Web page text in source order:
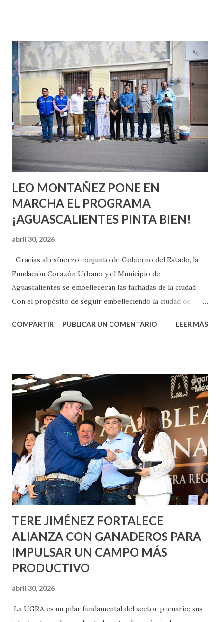
conoces ni la mitad de lo que deberías saber. Pero incluso
quienes ya han tenido relaciones sexuales no son expertos
o expertas en el tema. Siempre hay algo nuevo que
aprender y nuevas experiencias que conocer. Si eres una
chica y aún no has tenido relaciones sexuales, tal vez
pienses que el sexo será increíble y no puedas esperar para
experimentarlo, pero como cualquier persona con
experiencia te dirá, siempre es mejor cuando ambas partes
son suficientemen...
LEO MONTAÑEZ PONE EN
MARCHA EL PROGRAMA
¡AGUASCALIENTES PINTA BIEN!
abril 30, 2026
Gracias al esfuerzo conjunto de Gobierno del Estado, la
Fundación Corazón Urbano y el Municipio de
Aguascalientes se embellecerán las fachadas de la ciudad
Con el propósito de seguir embelleciendo la ciudad de
municipal, Leo Montañez dio inicio al programa
Corazón Urbano y el Municipio capital. Leo Montañez
informó que en este programa se usarán cerca de 90 mil
metros cuadrados de pintura, para dar inicio en la calle
Nieto, entre Jesús F. Elizondo y la calle 22 de Octubre, con
lo que se aplicará pintura en 66 casas. Posteriormente se
llevará este programa a Villas de Nuestra Señora de la
Asunción, Avenida Alameda y Decreto 27 de Septiembre, en
los edificios FOVISSSTE Ojo de Agua, en la comunidad
Norias de Paso Hondo y en los edificios de...
COMPARTIR PUBLICAR UN COMENTARIO LEER MÁS
TERE JIMÉNEZ FORTALECE
ALIANZA CON GANADEROS PARA
IMPULSAR UN CAMPO MÁS
PRODUCTIVO
abril 30, 2026
La UGRA es un pilar fundamental del sector pecuario; sus